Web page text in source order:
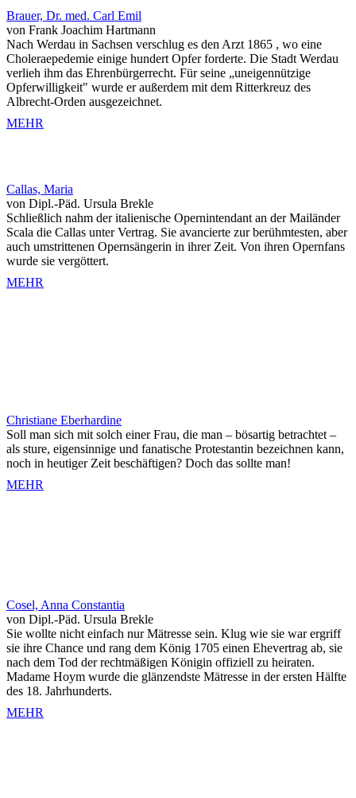
Brauer, Dr. med. Carl Emil
von Frank Joachim Hartmann
Nach Werdau in Sachsen verschlug es den Arzt 1865 , wo eine
Choleraepedemie einige hundert Opfer forderte. Die Stadt Werdau
verlieh ihm das Ehrenbürgerrecht. Für seine „uneigennützige
Opferwilligkeit" wurde er außerdem mit dem Ritterkreuz des
Albrecht-Orden ausgezeichnet.
MEHR
Callas, Maria
von Dipl.-Päd. Ursula Brekle
Schließlich nahm der italienische Opernintendant an der Mailänder
Scala die Callas unter Vertrag. Sie avancierte zur berühmtesten, aber
auch umstrittenen Opernsängerin in ihrer Zeit. Von ihren Opernfans
wurde sie vergöttert.
MEHR
Christiane Eberhardine
Soll man sich mit solch einer Frau, die man – bösartig betrachtet –
als sture, eigensinnige und fanatische Protestantin bezeichnen kann,
noch in heutiger Zeit beschäftigen? Doch das sollte man!
MEHR
Cosel, Anna Constantia
von Dipl.-Päd. Ursula Brekle
Sie wollte nicht einfach nur Mätresse sein. Klug wie sie war ergriff
sie ihre Chance und rang dem König 1705 einen Ehevertrag ab, sie
nach dem Tod der rechtmäßigen Königin offiziell zu heiraten.
Madame Hoym wurde die glänzendste Mätresse in der ersten Hälfte
des 18. Jahrhunderts.
MEHR